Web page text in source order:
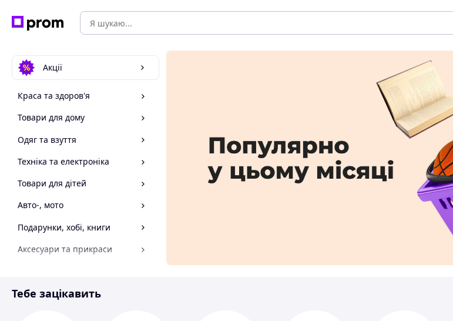
Акції
Краса та здоров'я
Товари для дому
Одяг та взуття
Техніка та електроніка
Товари для дітей
Авто-, мото
Подарунки, хобі, книги
Аксесуари та прикраси
Спорт і відпочинок
Тебе зацікавить